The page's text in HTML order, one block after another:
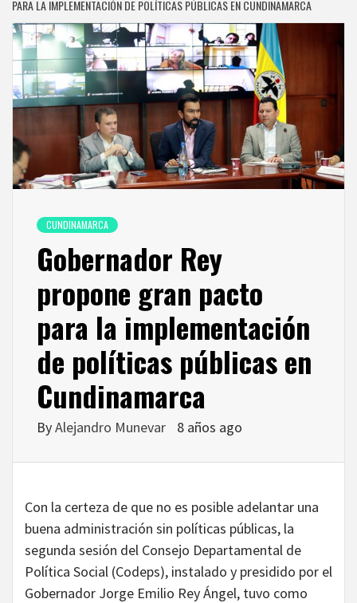
PARA LA IMPLEMENTACIÓN DE POLÍTICAS PÚBLICAS EN CUNDINAMARCA
CUNDINAMARCA
Gobernador Rey
propone gran pacto
para la implementación
de políticas públicas en
Cundinamarca
ByAlejandro Munevar 8 años ago
Con la certeza de que no es posible adelantar una
buena administración sin políticas públicas, la
segunda sesión del Consejo Departamental de
Política Social (Codeps), instalado y presidido por el
Gobernador Jorge Emilio Rey Ángel, tuvo como